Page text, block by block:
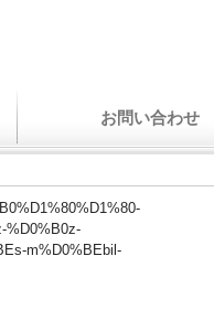
お問い合わせ
%D0%B0z-
m%D0%BEbil-